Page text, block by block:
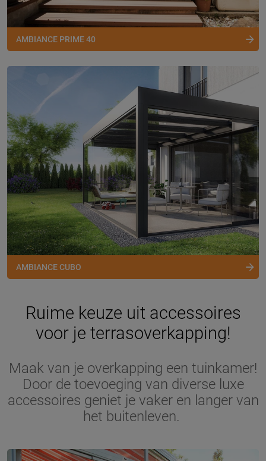
AMBIANCE PRIME 40
AMBIANCE CUBO
Ruime keuze uit accessoires
voor je terrasoverkapping!
Maak van je overkapping een tuinkamer!
Door de toevoeging van diverse luxe
accessoires geniet je vaker en langer van
het buitenleven.